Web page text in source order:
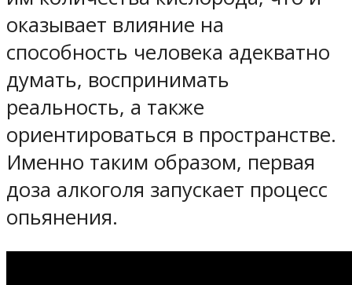
оказывает влияние на
способность человека адекватно
думать, воспринимать
реальность, а также
ориентироваться в пространстве.
Именно таким образом, первая
доза алкоголя запускает процесс
опьянения.